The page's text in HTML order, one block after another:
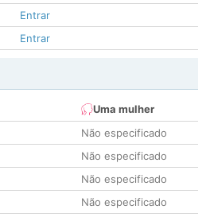
Entrar
Entrar
Uma mulher
Não especificado
Não especificado
Não especificado
Não especificado